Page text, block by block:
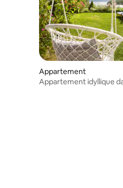
Appartement
Appartement idyllique